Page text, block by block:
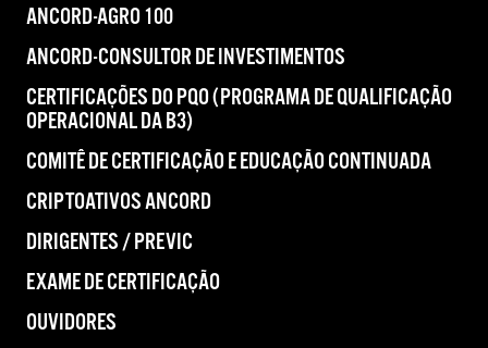
ANCORD-AGRO 100
ANCORD-CONSULTOR DE INVESTIMENTOS
CERTIFICAÇÕES DO PQO (PROGRAMA DE QUALIFICAÇÃO
OPERACIONAL DA B3)
COMITÊ DE CERTIFICAÇÃO E EDUCAÇÃO CONTINUADA
CRIPTOATIVOS ANCORD
DIRIGENTES / PREVIC
EXAME DE CERTIFICAÇÃO
OUVIDORES